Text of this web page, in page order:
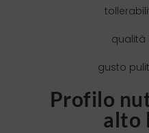
qualità
gusto
Profilo
alto